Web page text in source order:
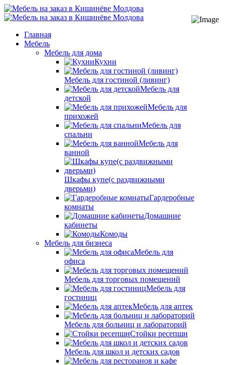
Главная
Мебель
Мебель для дома
Кухни
Мебель для гостиной (ливинг)
Мебель для
детской
Мебель для
прихожей
Мебель для
спальни
Мебель для
ванной
Шкафы купе(с раздвижными
дверьми)
Гардеробные
комнаты
Домашние
кабинеты
Комоды
Мебель для бизнеса
Мебель для
офиса
Мебель для торговых помещений
Мебель для
гостиниц
Мебель для аптек
Мебель для больниц и лабораторий
Стойки ресепшн
Мебель для школ и детских садов